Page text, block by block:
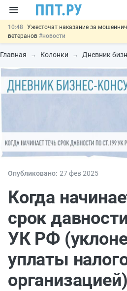
10:48
Ужесточат наказание за
ветеранов #новости
10:00 Введут маркировку и
#новости
аттестацией
00:01
7 августа: важные документы,
#новости
Разработают единые
Главная Колонки Дневник
Опубликовано: 27 фев2025
Когда
срок
УК РФ
уплаты
организацией)